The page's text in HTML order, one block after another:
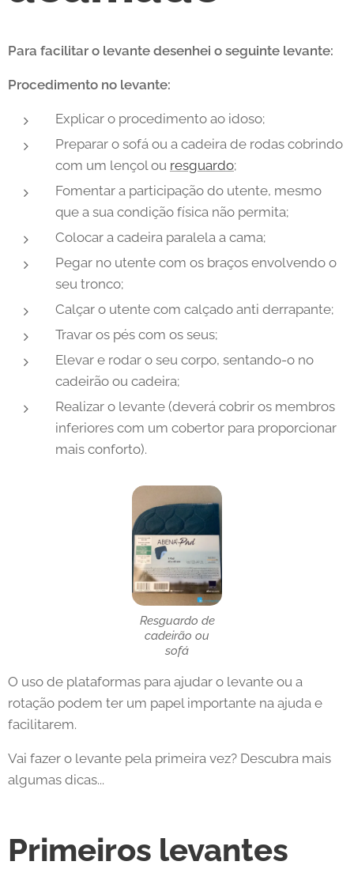
Para facilitar o levante desenhei o seguinte levante:
Procedimento no levante:
Explicar o procedimento ao idoso;
Preparar o sofá ou a cadeira de rodas cobrindo
com um lençol ou resguardo;
Fomentar a participação do utente, mesmo
que a sua condição física não permita;
Colocar a cadeira paralela a cama;
Pegar no utente com os braços envolvendo o
seu tronco;
Calçar o utente com calçado anti derrapante;
Travar os pés com os seus;
Elevar e rodar o seu corpo, sentando-o no
cadeirão ou cadeira;
Realizar o levante (deverá cobrir os membros
inferiores com um cobertor para proporcionar
mais conforto).
Resguardo de
cadeirão ou
sofá
O uso de plataformas para ajudar o levante ou a
rotação podem ter um papel importante na ajuda e
facilitarem.
Vai fazer o levante pela primeira vez? Descubra mais
algumas dicas...
Primeiros levantes